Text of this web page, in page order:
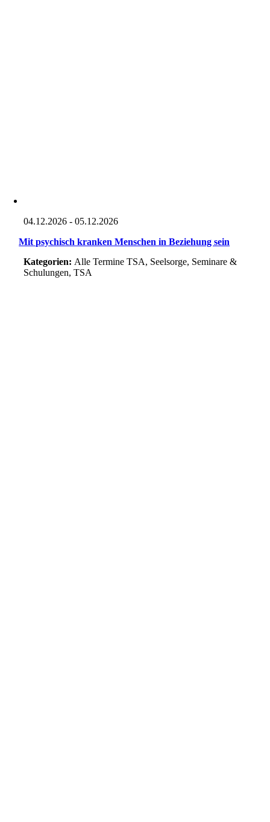
04.12.2026 - 05.12.2026
Mit psychisch kranken Menschen in Beziehung sein
Kategorien: Alle Termine TSA, Seelsorge, Seminare &
Schulungen, TSA